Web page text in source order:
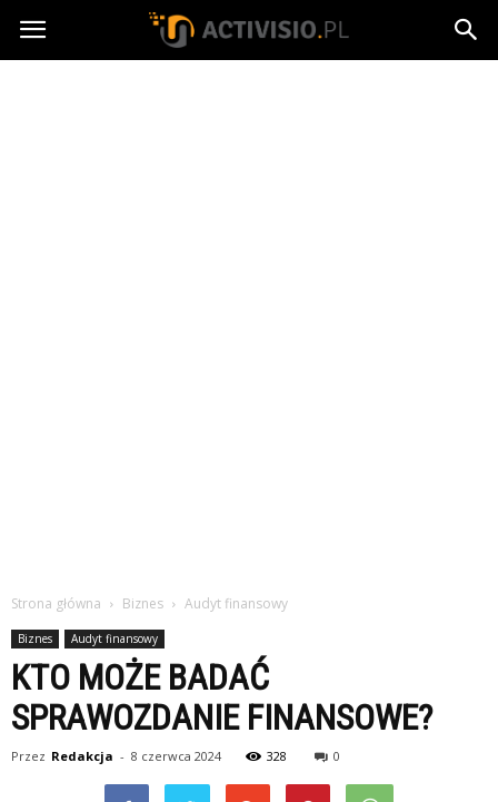
Activisio.pl
Strona główna Biznes Audyt finansowy
Biznes Audyt finansowy
KTO MOŻE BADAĆ
SPRAWOZDANIE FINANSOWE?
Przez Redakcja - 8 czerwca 2024 328 0